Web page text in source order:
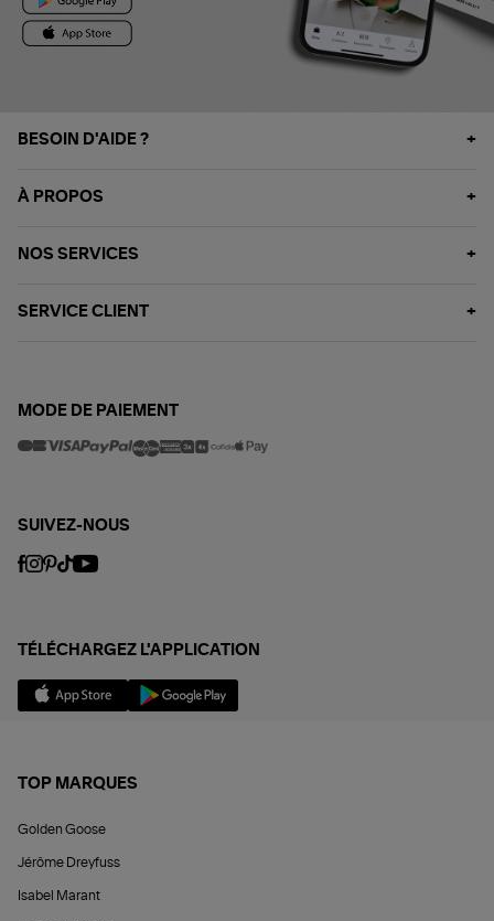
BESOIN D'AIDE ?
À PROPOS
NOS SERVICES
SERVICE CLIENT
MODE DE PAIEMENT
SUIVEZ-NOUS
TÉLÉCHARGEZ L'APPLICATION
TOP MARQUES
Golden Goose
Jérôme Dreyfuss
Isabel Marant